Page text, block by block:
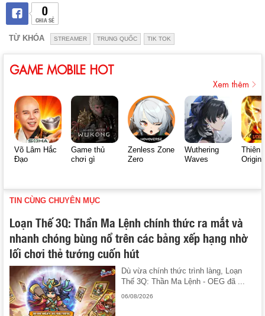
0
CHIA SẺ
TỪ KHÓA STREAMER TRUNG QUỐC TIK TOK
GAME MOBILE HOT
Xem thêm
Võ Lâm Hắc
Đạo
Game thủ
chơi gì
Zenless Zone
Zero
Wuthering
Waves
Thiên
Origin
TIN CÙNG CHUYÊN MỤC
Loạn Thế 3Q: Thần Ma Lệnh chính thức ra mắt và
nhanh chóng bùng nổ trên các bảng xếp hạng nhờ
lối chơi thẻ tướng cuốn hút
Dù vừa chính thức trình làng, Loạn
Thế 3Q: Thần Ma Lệnh - OEG đã ...
06/08/2026